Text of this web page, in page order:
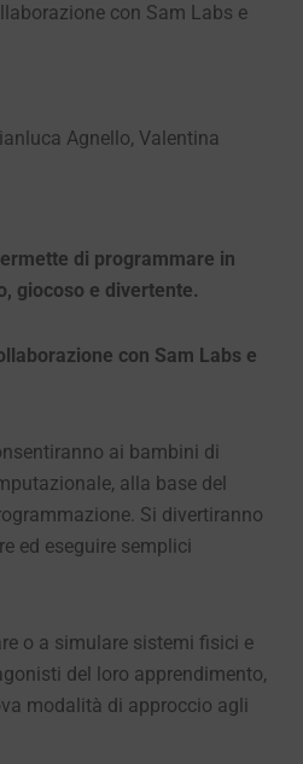
con Sam Labs e
Agnello, Valentina
di programmare in
giocoso e divertente.
con Sam Labs e
ai bambini di
alla base del
Si divertiranno
ed eseguire semplici
o a simulare sistemi fisici e
del loro apprendimento,
modalità di approccio agli